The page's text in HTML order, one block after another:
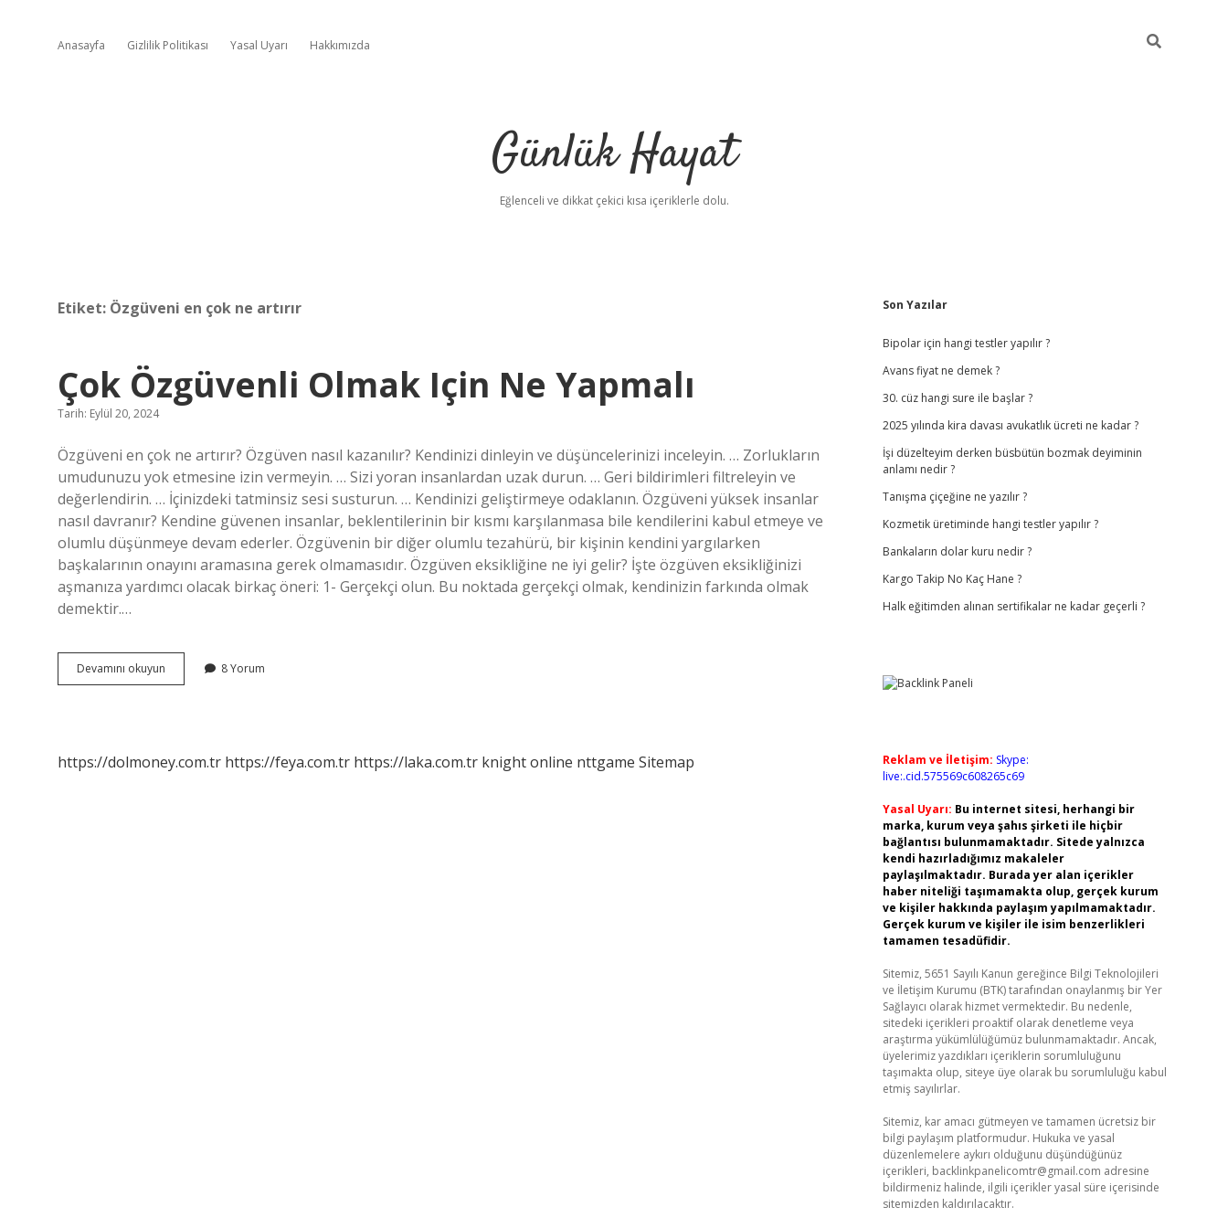
Anasayfa Gizlilik Politikası Yasal Uyarı Hakkımızda
Günlük Hayat
Eğlenceli ve dikkat çekici kısa içeriklerle dolu.
Etiket: Özgüveni en çok ne artırır
Çok Özgüvenli Olmak Için Ne Yapmalı
Tarih: Eylül 20, 2024
Özgüveni en çok ne artırır? Özgüven nasıl kazanılır? Kendinizi dinleyin ve düşüncelerinizi inceleyin. … Zorlukların
umudunuzu yok etmesine izin vermeyin. … Sizi yoran insanlardan uzak durun. … Geri bildirimleri filtreleyin ve
değerlendirin. … İçinizdeki tatminsiz sesi susturun. … Kendinizi geliştirmeye odaklanın. Özgüveni yüksek insanlar
nasıl davranır? Kendine güvenen insanlar, beklentilerinin bir kısmı karşılanmasa bile kendilerini kabul etmeye ve
olumlu düşünmeye devam ederler. Özgüvenin bir diğer olumlu tezahürü, bir kişinin kendini yargılarken
başkalarının onayını aramasına gerek olmamasıdır. Özgüven eksikliğine ne iyi gelir? İşte özgüven eksikliğinizi
aşmanıza yardımcı olacak birkaç öneri: 1- Gerçekçi olun. Bu noktada gerçekçi olmak, kendinizin farkında olmak
demektir.…
Devamını okuyun
Özgüvenli
8 Yorum
https://dolmoney.com.tr https://feya.com.tr https://laka.com.tr knight online nttgame Sitemap
Sidebar
Son Yazılar
Bipolar için hangi testler yapılır ?
Avans fiyat ne demek ?
30. cüz hangi sure ile başlar ?
2025 yılında kira davası avukatlık ücreti ne kadar ?
İşi düzelteyim derken büsbütün bozmak deyiminin
anlamı nedir ?
Tanışma çiçeğine ne yazılır ?
Kozmetik üretiminde hangi testler yapılır ?
Bankaların dolar kuru nedir ?
Kargo Takip No Kaç Hane ?
Halk eğitimden alınan sertifikalar ne kadar geçerli ?
Reklam ve İletişim: Skype:
live:.cid.575569c608265c69
Yasal Uyarı: Bu internet sitesi, herhangi bir
marka, kurum veya şahıs şirketi ile hiçbir
bağlantısı bulunmamaktadır. Sitede yalnızca
kendi hazırladığımız makaleler
paylaşılmaktadır. Burada yer alan içerikler
haber niteliği taşımamakta olup, gerçek kurum
ve kişiler hakkında paylaşım yapılmamaktadır.
Gerçek kurum ve kişiler ile isim benzerlikleri
tamamen tesadüfidir.
Sitemiz, 5651 Sayılı Kanun gereğince Bilgi Teknolojileri
ve İletişim Kurumu (BTK) tarafından onaylanmış bir Yer
Sağlayıcı olarak hizmet vermektedir. Bu nedenle,
sitedeki içerikleri proaktif olarak denetleme veya
araştırma yükümlülüğümüz bulunmamaktadır. Ancak,
üyelerimiz yazdıkları içeriklerin sorumluluğunu
taşımakta olup, siteye üye olarak bu sorumluluğu kabul
etmiş sayılırlar.
Sitemiz, kar amacı gütmeyen ve tamamen ücretsiz bir
bilgi paylaşım platformudur. Hukuka ve yasal
düzenlemelere aykırı olduğunu düşündüğünüz
içerikleri, backlinkpanelicomtr@gmail.com adresine
bildirmeniz halinde, ilgili içerikler yasal süre içerisinde
sitemizden kaldırılacaktır.